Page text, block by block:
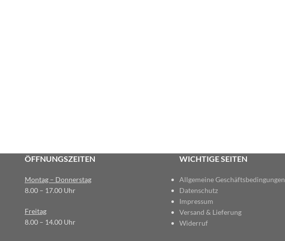
ÖFFNUNGSZEITEN
Montag – Donnerstag
8.00 – 17.00 Uhr
Freitag
8.00 – 14.00 Uhr
WICHTIGE SEITEN
Allgemeine Geschäftsbedingungen
Datenschutz
Impressum
Versand & Lieferung
Widerruf